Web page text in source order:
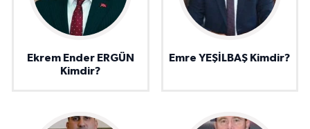
Ekrem Ender ERGÜN
Kimdir?
Emre YEŞİLBAŞ Kimdir?